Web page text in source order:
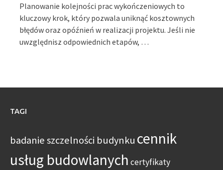
Planowanie kolejności prac wykończeniowych to
kluczowy krok, który pozwala uniknąć kosztownych
błędów oraz opóźnień w realizacji projektu. Jeśli nie
uwzględnisz odpowiednich etapów, …
TAGI
badanie szczelności budynku cennik
usług budowlanych certyfikaty